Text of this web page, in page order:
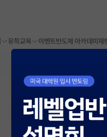
유학교육 이벤트반도체 아카데미 재